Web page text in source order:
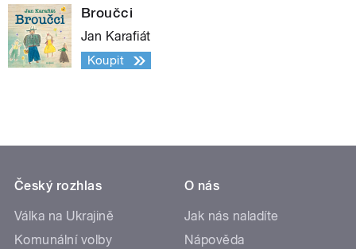
Broučci
Jan Karafiát
Koupit
Český rozhlas
Válka na Ukrajině
Komunální volby
O nás
Jak nás naladíte
Nápověda